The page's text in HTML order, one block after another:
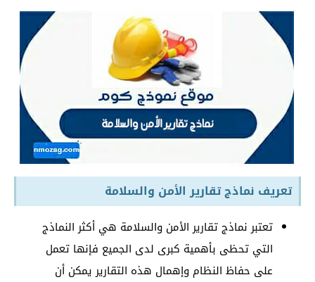
تعريف نماذج تقارير الأمن والسلامة
تعتبر نماذج تقارير الأمن والسلامة هي أكثر النماذج
التي تحظى بأهمية كبرى لدى الجميع فإنها تعمل
على حفاظ النظام وإهمال هذه التقارير يمكن أن